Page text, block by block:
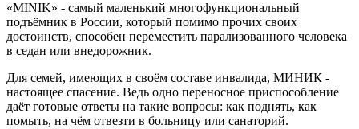
«MINIK» - самый маленький многофункциональный
подъёмник в России, который помимо прочих своих
достоинств, способен переместить парализованного человека
в седан или внедорожник.
Для семей, имеющих в своём составе инвалида, МИНИК -
настоящее спасение. Ведь одно переносное приспособление
даёт готовые ответы на такие вопросы: как поднять, как
помыть, на чём отвезти в больницу или санаторий.